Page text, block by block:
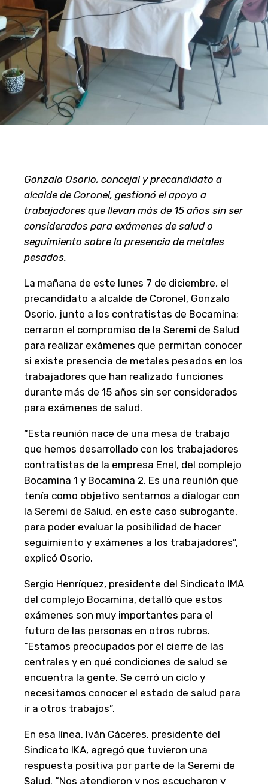
Gonzalo Osorio, concejal y precandidato a
alcalde de Coronel, gestionó el apoyo a
trabajadores que llevan más de 15 años sin ser
considerados para exámenes de salud o
seguimiento sobre la presencia de metales
pesados.
La mañana de este lunes 7 de diciembre, el
precandidato a alcalde de Coronel, Gonzalo
Osorio, junto a los contratistas de Bocamina;
cerraron el compromiso de la Seremi de Salud
para realizar exámenes que permitan conocer
si existe presencia de metales pesados en los
trabajadores que han realizado funciones
durante más de 15 años sin ser considerados
para exámenes de salud.
“Esta reunión nace de una mesa de trabajo
que hemos desarrollado con los trabajadores
contratistas de la empresa Enel, del complejo
Bocamina 1 y Bocamina 2. Es una reunión que
tenía como objetivo sentarnos a dialogar con
la Seremi de Salud, en este caso subrogante,
para poder evaluar la posibilidad de hacer
seguimiento y exámenes a los trabajadores”,
explicó Osorio.
Sergio Henríquez, presidente del Sindicato IMA
del complejo Bocamina, detalló que estos
exámenes son muy importantes para el
futuro de las personas en otros rubros.
“Estamos preocupados por el cierre de las
centrales y en qué condiciones de salud se
encuentra la gente. Se cerró un ciclo y
necesitamos conocer el estado de salud para
ir a otros trabajos”.
En esa línea, Iván Cáceres, presidente del
Sindicato IKA, agregó que tuvieron una
respuesta positiva por parte de la Seremi de
Salud. “Nos atendieron y nos escucharon y